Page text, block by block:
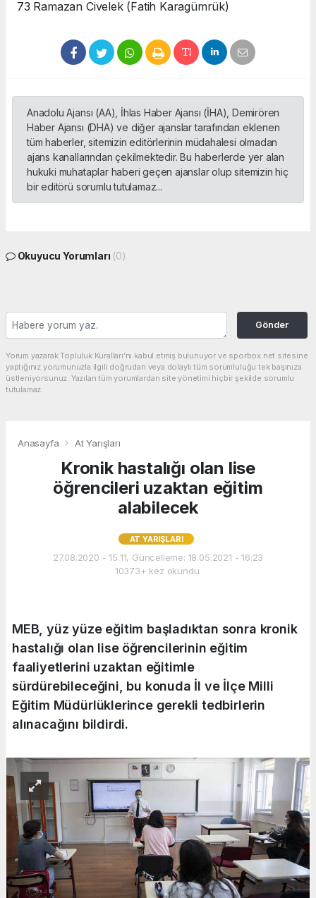
73 Ramazan Civelek (Fatih Karagümrük)
Anadolu Ajansı (AA), İhlas Haber Ajansı (İHA), Demirören
Haber Ajansı (DHA) ve diğer ajanslar tarafından eklenen
tüm haberler, sitemizin editörlerinin müdahalesi olmadan
ajans kanallarından çekilmektedir. Bu haberlerde yer alan
hukuki muhataplar haberi geçen ajanslar olup sitemizin hiç
bir editörü sorumlu tutulamaz...
Okuyucu Yorumları (0)
Gönder
Yorum yazarak Topluluk Kuralları’nı kabul etmiş bulunuyor ve sporbox.net sitesine
yaptığınız yorumunuzla ilgili doğrudan veya dolaylı tüm sorumluluğu tek başınıza
üstleniyorsunuz. Yazılan tüm yorumlardan site yönetimi hiçbir şekilde sorumlu
tutulamaz.
Anasayfa At Yarışları
Kronik hastalığı olan lise
öğrencileri uzaktan eğitim
alabilecek
AT YARIŞLARI
27.08.2020 - 15:11, Güncelleme: 18.05.2021 - 16:23
10373+ kez okundu.
MEB, yüz yüze eğitim başladıktan sonra kronik
hastalığı olan lise öğrencilerinin eğitim
faaliyetlerini uzaktan eğitimle
sürdürebileceğini, bu konuda İl ve İlçe Milli
Eğitim Müdürlüklerince gerekli tedbirlerin
alınacağını bildirdi.